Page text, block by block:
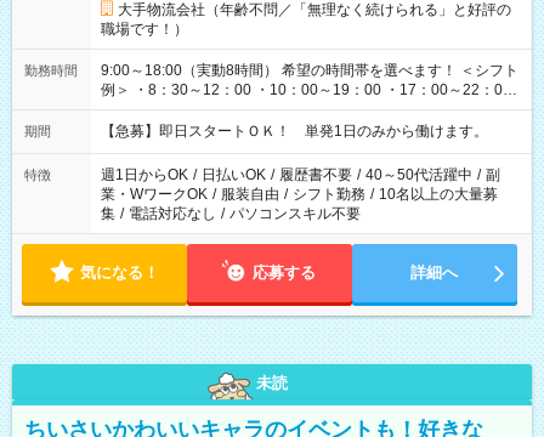
大手物流会社（年齢不問／「無理なく続けられる」と好評の
職場です！）
勤務時間
9:00～18:00（実動8時間） 希望の時間帯を選べます！ ＜シフト
例＞ ・8：30～12：00 ・10：00～19：00 ・17：00～22：00
・13：00～22：00 ・22：00～翌6：00 など
期間 【急募】即日スタートＯＫ！ 単発1日のみから働けます。
特徴 週1日からOK / 日払いOK / 履歴書不要 / 40～50代活躍中 / 副
業・WワークOK / 服装自由 / シフト勤務 / 10名以上の大量募
集 / 電話対応なし / パソコンスキル不要
気になる！ 応募する 詳細へ
未読
ちいさいかわいいキャラのイベントも！好きな